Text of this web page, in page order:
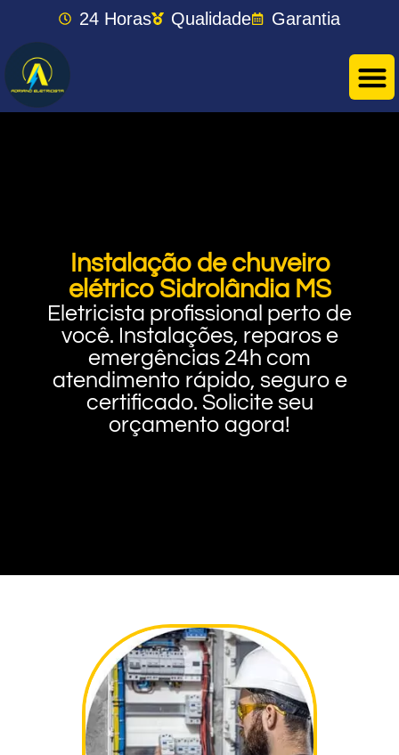
24 Horas Qualidade Garantia
Instalação de chuveiro
elétrico Sidrolândia MS
Eletricista profissional perto de
você. Instalações, reparos e
emergências 24h com
atendimento rápido, seguro e
certificado. Solicite seu
orçamento agora!